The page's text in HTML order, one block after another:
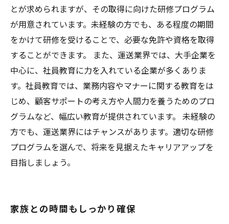
とが求められますが、その取得に向けた研修プログラム
が用意されています。未経験の方でも、ある程度の期間
をかけて研修を受けることで、必要な免許や資格を取得
することができます。 また、運送業界では、大手企業を
中心に、社員教育に力を入れている企業が多くありま
す。社員教育では、業務内容やマナーに関する教育をは
じめ、顧客サポートの考え方や人間力を養うためのプロ
グラムなど、幅広い教育が提供されています。 未経験の
方でも、運送業界にはチャンスがあります。適切な研修
プログラムを選んで、将来を見据えたキャリアアップを
目指しましょう。
家族との時間もしっかり確保